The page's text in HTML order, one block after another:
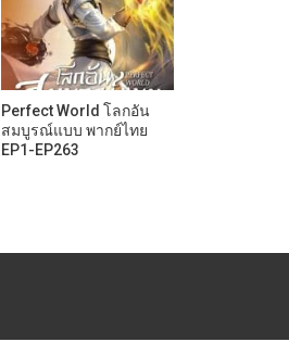
Perfect World โลกอัน
สมบูรณ์แบบ พากย์ไทย
EP1-EP263